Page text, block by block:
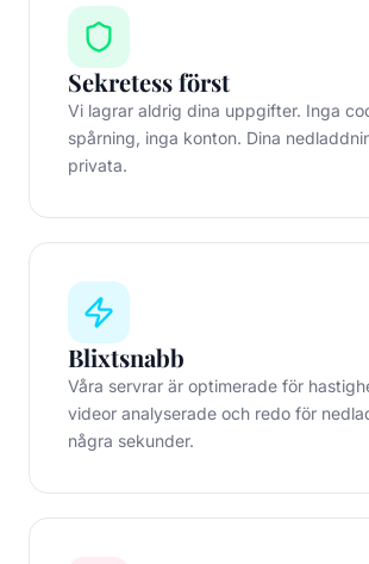
Sekretess först
Vi lagrar aldrig dina uppgifter. Inga
spårning, inga konton. Dina
privata.
Blixtsnabb
Våra servrar är optimerade för
videor analyserade och redo för
några sekunder.